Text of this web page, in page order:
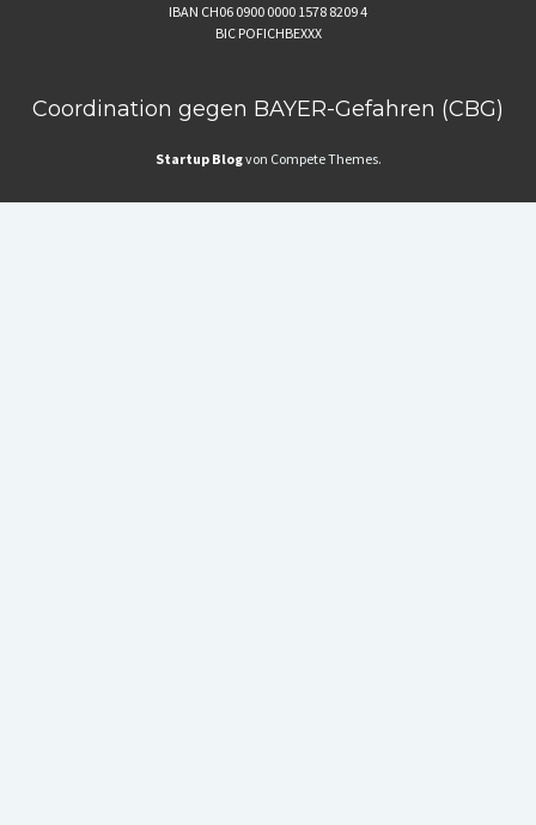
IBAN CH06 0900 0000 1578 8209 4
BIC POFICHBEXXX
Coordination gegen BAYER-Gefahren (CBG)
Startup Blogvon Compete Themes.